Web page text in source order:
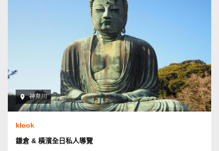
神奈川
klook
鎌倉 & 橫濱全日私人導覽